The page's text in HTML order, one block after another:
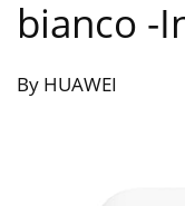
bianco -
By HUAWEI